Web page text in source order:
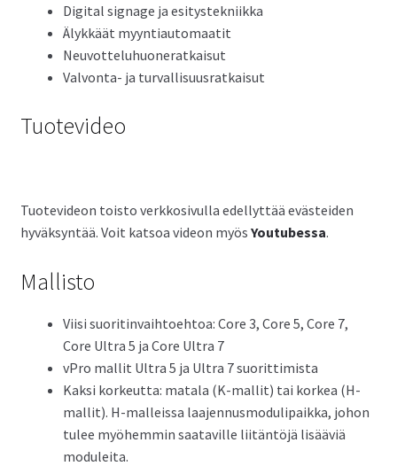
Digital signage ja esitystekniikka
Älykkäät myyntiautomaatit
Neuvotteluhuoneratkaisut
Valvonta- ja turvallisuusratkaisut
Tuotevideo
Tuotevideon toisto verkkosivulla edellyttää evästeiden
hyväksyntää. Voit katsoa videon myös Youtubessa.
Mallisto
Viisi suoritinvaihtoehtoa: Core 3, Core 5, Core 7,
Core Ultra 5 ja Core Ultra 7
vPro mallit Ultra 5 ja Ultra 7 suorittimista
Kaksi korkeutta: matala (K-mallit) tai korkea (H-
mallit). H-malleissa laajennusmodulipaikka, johon
tulee myöhemmin saataville liitäntöjä lisääviä
moduleita.